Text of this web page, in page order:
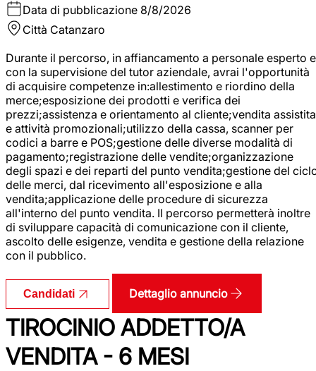
Data di pubblicazione 8/8/2026
Città Catanzaro
Durante il percorso, in affiancamento a personale esperto e
con la supervisione del tutor aziendale, avrai l'opportunità
di acquisire competenze in:allestimento e riordino della
merce;esposizione dei prodotti e verifica dei
prezzi;assistenza e orientamento al cliente;vendita assistita
e attività promozionali;utilizzo della cassa, scanner per
codici a barre e POS;gestione delle diverse modalità di
pagamento;registrazione delle vendite;organizzazione
degli spazi e dei reparti del punto vendita;gestione del
delle merci, dal ricevimento all'esposizione e alla
vendita;applicazione delle procedure di sicurezza
all'interno del punto vendita. Il percorso permetterà inoltre
di sviluppare capacità di comunicazione con il cliente,
ascolto delle esigenze, vendita e gestione della relazione
con il pubblico.
Candidati Dettaglio annuncio
TIROCINIO ADDETTO/A
VENDITA - 6 MESI